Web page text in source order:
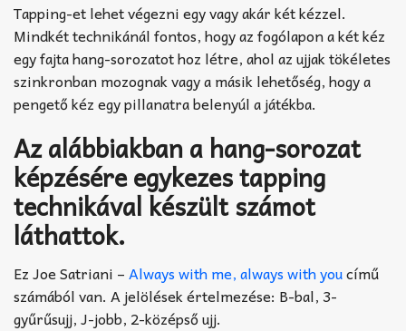
Tapping-et lehet végezni egy vagy akár két kézzel.
Mindkét technikánál fontos, hogy az fogólapon a két kéz
egy fajta hang-sorozatot hoz létre, ahol az ujjak tökéletes
szinkronban mozognak vagy a másik lehetőség, hogy a
pengető kéz egy pillanatra belenyúl a játékba.
Az alábbiakban a hang-sorozat
képzésére egykezes tapping
technikával készült számot
láthattok.
Ez Joe Satriani –Always with me, always with youcímű
számából van. A jelölések értelmezése: B-bal, 3-
gyűrűsujj, J-jobb, 2-középső ujj.